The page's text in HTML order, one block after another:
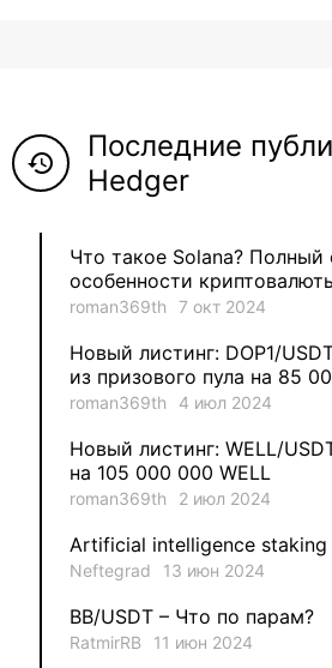
Neftegrad 5
Evgeniy 3
aleksandr-es 2
Jevick 1
MysticalEnergyNFT 1
DecimalChain 1
history
Последние
Hedger
Что такое Solana? Полный
особенности
roman369th 7 окт 2024
Новый листинг: DOP1/
из призового пула на 85
roman369th 4 июл 2024
Новый листинг: WELL/
на 105 000 000 WELL
roman369th 2 июл 2024
Artificial intelligence staking
Neftegrad 13 июн 2024
BB/USDT – Что по парам?
RatmirRB 11 июн 2024